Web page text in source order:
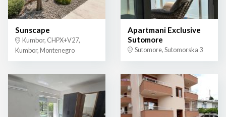
Sunscape
Kumbor, CHPX+V27,
Kumbor, Montenegro
Apartmani Exclusive
Sutomore
Sutomore, Sutomorska 3